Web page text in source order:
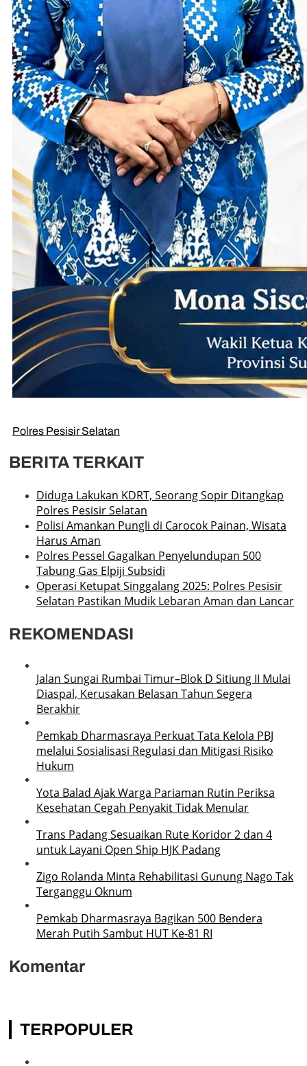
Polres Pesisir Selatan
BERITA TERKAIT
Diduga Lakukan KDRT, Seorang Sopir Ditangkap
Polres Pesisir Selatan
Polisi Amankan Pungli di Carocok Painan, Wisata
Harus Aman
Polres Pessel Gagalkan Penyelundupan 500
Tabung Gas Elpiji Subsidi
Operasi Ketupat Singgalang 2025: Polres Pesisir
Selatan Pastikan Mudik Lebaran Aman dan Lancar
REKOMENDASI
Jalan Sungai Rumbai Timur–Blok D Sitiung II Mulai
Diaspal, Kerusakan Belasan Tahun Segera
Berakhir
Pemkab Dharmasraya Perkuat Tata Kelola PBJ
melalui Sosialisasi Regulasi dan Mitigasi Risiko
Hukum
Yota Balad Ajak Warga Pariaman Rutin Periksa
Kesehatan Cegah Penyakit Tidak Menular
Trans Padang Sesuaikan Rute Koridor 2 dan 4
untuk Layani Open Ship HJK Padang
Zigo Rolanda Minta Rehabilitasi Gunung Nago Tak
Terganggu Oknum
Pemkab Dharmasraya Bagikan 500 Bendera
Merah Putih Sambut HUT Ke-81 RI
Komentar
TERPOPULER